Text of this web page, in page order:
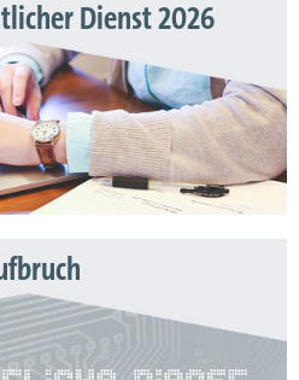
Dienst 2026